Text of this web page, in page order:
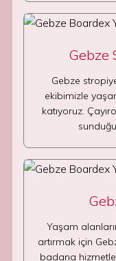
Gebze
Gebze
ekibimizle
katıyoruz.
Yaşam
artırmak için
badana